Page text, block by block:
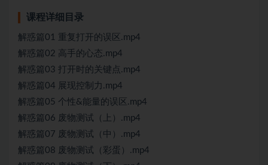
课程详细目录
解惑篇01 重复打开的误区.mp4
解惑篇02 高手的心态.mp4
解惑篇03 打开时的关键点.mp4
解惑篇04 展现控制力.mp4
解惑篇05 个性&能量的误区.mp4
解惑篇06 废物测试（上）.mp4
解惑篇07 废物测试（中）.mp4
解惑篇08 废物测试（彩蛋）.mp4